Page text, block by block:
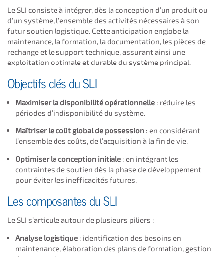
Le SLI consiste à intégrer, dès la conception d’un produit ou
d’un système, l’ensemble des activités nécessaires à son
futur soutien logistique. Cette anticipation englobe la
maintenance, la formation, la documentation, les pièces de
rechange et le support technique, assurant ainsi une
exploitation optimale et durable du système principal.
Objectifs clés du SLI
Maximiser la disponibilité opérationnelle : réduire les
périodes d’indisponibilité du système.
Maîtriser le coût global de possession : en considérant
l’ensemble des coûts, de l’acquisition à la fin de vie.
Optimiser la conception initiale : en intégrant les
contraintes de soutien dès la phase de développement
pour éviter les inefficacités futures.
Les composantes du SLI
Le SLI s’articule autour de plusieurs piliers :
Analyse logistique : identification des besoins en
maintenance, élaboration des plans de formation, gestion